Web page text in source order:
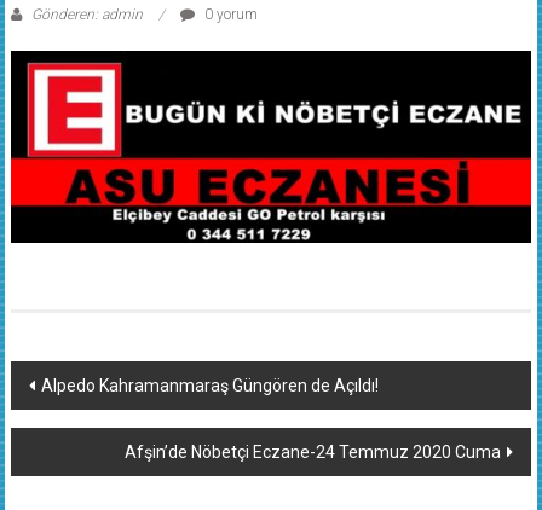
Gönderen: admin 0 yorum
Yazı
dolaşımı
Alpedo Kahramanmaraş Güngören de Açıldı!
Afşin’de Nöbetçi Eczane-24 Temmuz 2020 Cuma